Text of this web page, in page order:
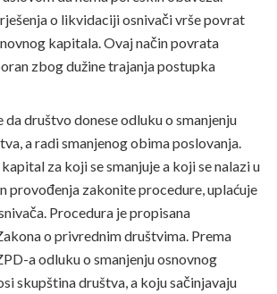
o likvidaciji osnivači vrše povrat
kapitala. Ovaj način povrata
zbog dužine trajanja postupka
da društvo donese odluku o smanjenju
a radi smanjenog obima poslovanja.
za koji se smanjuje a koji se nalazi u
provođenja zakonite procedure, uplaćuje
Procedura je propisana
o privrednim društvima. Prema
a odluku o smanjenju osnovnog
skupština društva, a koju sačinjavaju